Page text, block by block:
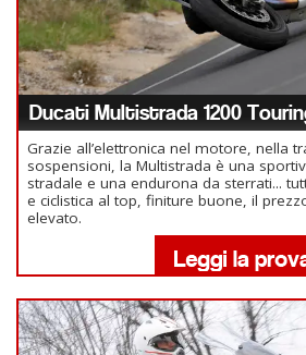
Ducati Multistrada 1200
Grazie all’elettronica nel motore, nella
sospensioni, la Multistrada è una
stradale e una endurona da sterrati...
e ciclistica al top, finiture buone, il
elevato.